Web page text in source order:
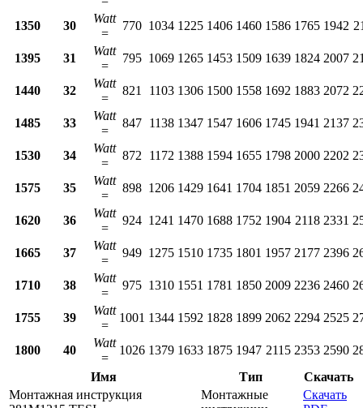
1350 30
Watt
=
770 1034 1225 1406 1460 1586 1765 1942
1395 31
Watt
=
795 1069 1265 1453 1509 1639 1824 2007
1440 32
Watt
=
821 1103 1306 1500 1558 1692 1883 2072
1485 33
Watt
=
847 1138 1347 1547 1606 1745 1941 2137
1530 34
Watt
=
872 1172 1388 1594 1655 1798 2000 2202
1575 35
Watt
=
898 1206 1429 1641 1704 1851 2059 2266
1620 36
Watt
=
924 1241 1470 1688 1752 1904 2118 2331
1665 37
Watt
=
949 1275 1510 1735 1801 1957 2177 2396
1710 38
Watt
=
975 1310 1551 1781 1850 2009 2236 2460
1755 39
Watt
=
1001 1344 1592 1828 1899 2062 2294 2525
1800 40
Watt
=
1026 1379 1633 1875 1947 2115 2353 2590
Имя
Тип
Скачать
Монтажная инструкция
Монтажные
Скачать